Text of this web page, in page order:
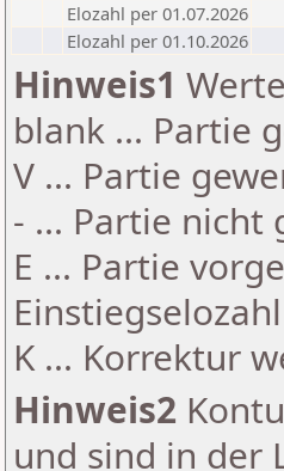
Elozahl per 01.07.2026
Elozahl per 01.10.2026
Hinweis1
blank ... Partie
V ... Partie
- ... Partie nicht
E ... Partie
K ... Korrektur
Hinweis2
und sind in der